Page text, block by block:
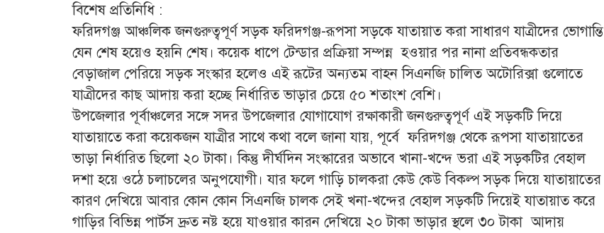
বিশেষ প্রতিনিধি :
ফরিদগঞ্জ আঞ্চলিক জনগুরুত্বপূর্ণ সড়ক ফরিদগঞ্জ-রূপসা সড়কে যাতায়াত করা সাধারণ যাত্রীদের ভোগান্তি
যেন শেষ হয়েও হয়নি শেষ। কয়েক ধাপে টেন্ডার প্রক্রিয়া সম্পন্ন হওয়ার পর নানা প্রতিবন্ধকতার
বেড়াজাল পেরিয়ে সড়ক সংস্কার হলেও এই রূটের অন্যতম বাহন সিএনজি চালিত অটোরিক্সা গুলোতে
যাত্রীদের কাছ আদায় করা হচ্ছে নির্ধারিত ভাড়ার চেয়ে ৫০ শতাংশ বেশি।
উপজেলার পূর্বাঞ্চলের সঙ্গে সদর উপজেলার যোগাযোগ রক্ষাকারী জনগুরুত্বপূর্ণ এই সড়কটি দিয়ে
যাতায়াতে করা কয়েকজন যাত্রীর সাথে কথা বলে জানা যায়, পূর্বে ফরিদগঞ্জ থেকে রূপসা যাতায়াতের
ভাড়া নির্ধারিত ছিলো ২০ টাকা। কিন্তু দীর্ঘদিন সংস্কারের অভাবে খানা-খন্দে ভরা এই সড়কটির বেহাল
দশা হয়ে ওঠে চলাচলের অনুপযোগী। যার ফলে গাড়ি চালকরা কেউ কেউ বিকল্প সড়ক দিয়ে যাতায়াতের
কারণ দেখিয়ে আবার কোন কোন সিএনজি চালক সেই খনা-খন্দের বেহাল সড়কটি দিয়েই যাতায়াত করে
গাড়ির বিভিন্ন পার্টস দ্রুত নষ্ট হয়ে যাওয়ার কারন দেখিয়ে ২০ টাকা ভাড়ার স্থলে ৩০ টাকা আদায়